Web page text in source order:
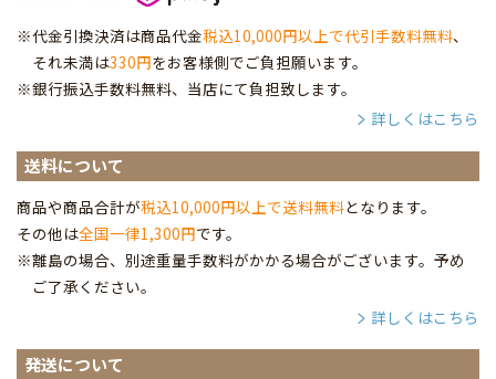
※代金引換決済は商品代金税込10,000円以上で代引手数料無料、
それ未満は330円をお客様側でご負担願います。
※銀行振込手数料無料、当店にて負担致します。
詳しくはこちら
送料について
商品や商品合計が税込10,000円以上で送料無料となります。
その他は全国一律1,300円です。
※離島の場合、別途重量手数料がかかる場合がございます。予め
ご了承ください。
詳しくはこちら
発送について